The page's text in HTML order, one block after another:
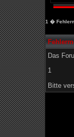
1 �
Das
1
Bitte